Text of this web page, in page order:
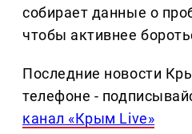
собирает данные о
чтобы активнее
Последние новости
телефоне -
канал «Крым Live»